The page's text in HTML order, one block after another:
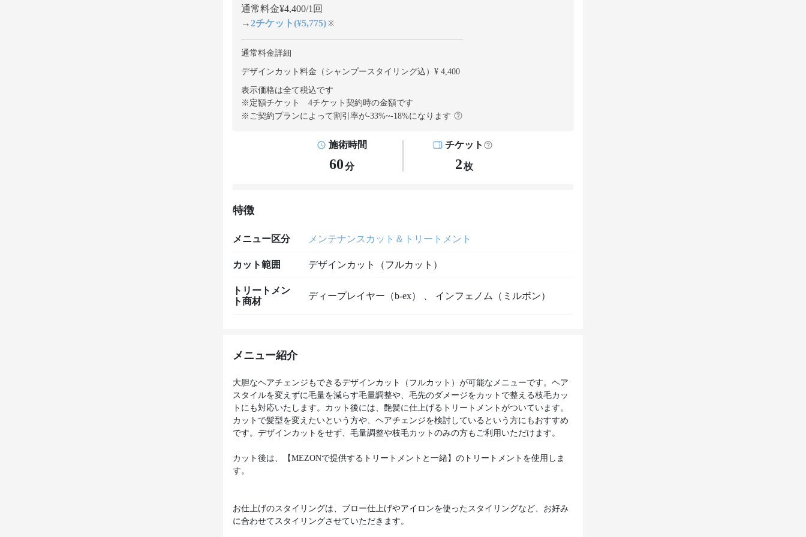
通常料金¥4,400/1回
→2チケット(¥5,775) ※
通常料金詳細
デザインカット料金（シャンプースタイリング込）¥ 4,400
表示価格は全て税込です
※定額チケット 4チケット契約時の金額です
※ご契約プランによって割引率が-33%~-18%になります
施術時間
60分
チケット
2枚
特徴
メニュー区分 メンテナンスカット＆トリートメント
カット範囲 デザインカット（フルカット）
トリートメン
ト商材
ディープレイヤー（b-ex） インフェノム（ミルボン）
メニュー紹介
大胆なヘアチェンジもできるデザインカット（フルカット）が可能なメニューです。ヘア
スタイルを変えずに毛量を減らす毛量調整や、毛先のダメージをカットで整える枝毛カッ
トにも対応いたします。カット後には、艶髪に仕上げるトリートメントがついています。
カットで髪型を変えたいという方や、ヘアチェンジを検討しているという方にもおすすめ
です。デザインカットをせず、毛量調整や枝毛カットのみの方もご利用いただけます。
カット後は、【MEZONで提供するトリートメントと一緒】のトリートメントを使用しま
す。
お仕上げのスタイリングは、ブロー仕上げやアイロンを使ったスタイリングなど、お好み
に合わせてスタイリングさせていただきます。